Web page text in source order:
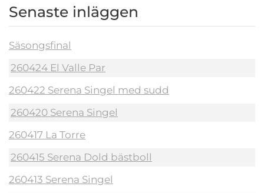
Senaste inläggen
Säsongsfinal
260424 El Valle Par
260422 Serena Singel med sudd
260420 Serena Singel
260417 La Torre
260415 Serena Dold bästboll
260413 Serena Singel